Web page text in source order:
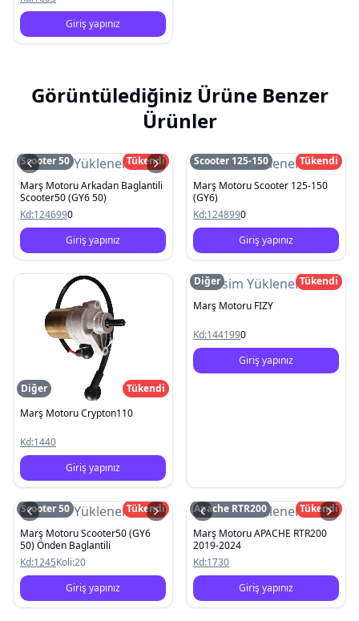
Giriş yapınız
Görüntülediğiniz Ürüne Benzer
Ürünler
Resim Yüklenemedi
Scooter 50
Tükendi
Marş Motoru Arkadan Baglantili
Scooter50 (GY6 50)
Kd:1246990
Giriş yapınız
Resim Yüklenemedi
Scooter 125-150
Tükendi
Marş Motoru Scooter 125-150
(GY6)
Kd:1248990
Giriş yapınız
Diğer
Tükendi
Marş Motoru Crypton110
Kd:1440
Giriş yapınız
Resim Yüklenemedi
Diğer
Tükendi
Marş Motoru FIZY
Kd:1441990
Giriş yapınız
Resim Yüklenemedi
Scooter 50
Tükendi
Marş Motoru Scooter50 (GY6
50) Önden Baglantili
Kd:1245Koli:20
Giriş yapınız
Resim Yüklenemedi
Apache RTR200
Tükendi
Marş Motoru APACHE RTR200
2019-2024
Kd:1730
Giriş yapınız